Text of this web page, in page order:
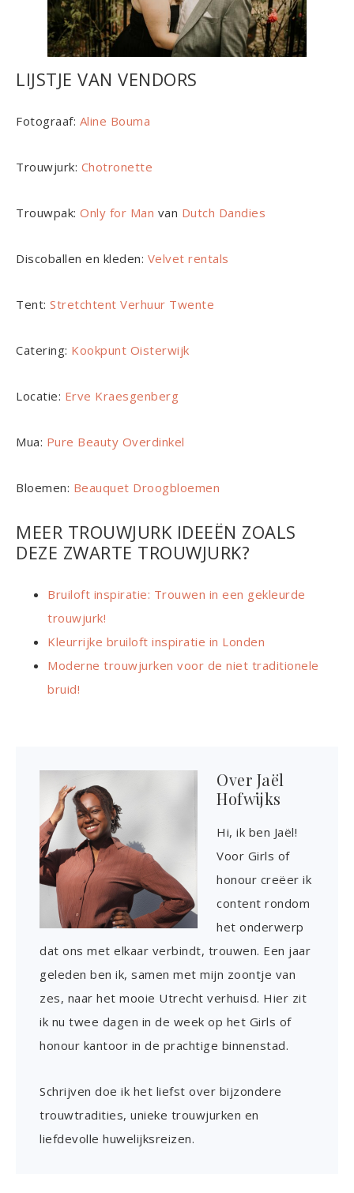
LIJSTJE VAN VENDORS
Fotograaf: Aline Bouma
Trouwjurk: Chotronette
Trouwpak: Only for Man van Dutch Dandies
Discoballen en kleden: Velvet rentals
Tent: Stretchtent Verhuur Twente
Catering: Kookpunt Oisterwijk
Locatie: Erve Kraesgenberg
Mua: Pure Beauty Overdinkel
Bloemen: Beauquet Droogbloemen
MEER TROUWJURK IDEEËN ZOALS
DEZE ZWARTE TROUWJURK?
Bruiloft inspiratie: Trouwen in een gekleurde
trouwjurk!
Kleurrijke bruiloft inspiratie in Londen
Moderne trouwjurken voor de niet traditionele
bruid!
Over Jaël
Hofwijks
Hi, ik ben Jaël!
Voor Girls of
honour creëer ik
content rondom
het onderwerp
dat ons met elkaar verbindt, trouwen. Een jaar
geleden ben ik, samen met mijn zoontje van
zes, naar het mooie Utrecht verhuisd. Hier zit
ik nu twee dagen in de week op het Girls of
honour kantoor in de prachtige binnenstad.
Schrijven doe ik het liefst over bijzondere
trouwtradities, unieke trouwjurken en
liefdevolle huwelijksreizen.